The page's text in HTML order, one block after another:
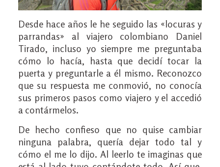
Desde hace años le he seguido las «locuras y
parrandas» al viajero colombiano Daniel
Tirado, incluso yo siempre me preguntaba
cómo lo hacía, hasta que decidí tocar la
puerta y preguntarle a él mismo. Reconozco
que su respuesta me conmovió, no conocía
sus primeros pasos como viajero y el accedió
a contármelos.
De hecho confieso que no quise cambiar
ninguna palabra, quería dejar todo tal y
cómo el me lo dijo. Al leerlo te imaginas que